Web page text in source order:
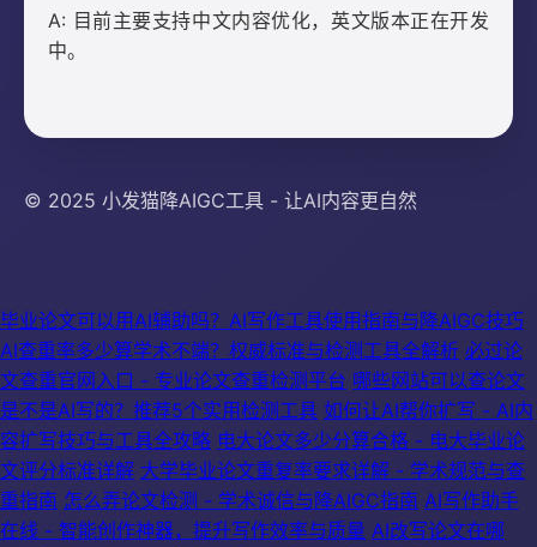
A: 目前主要支持中文内容优化，英文版本正在开发
中。
© 2025 小发猫降AIGC工具 - 让AI内容更自然
毕业论文可以用AI辅助吗？AI写作工具使用指南与降AIGC技巧
AI查重率多少算学术不端？权威标准与检测工具全解析 必过论
文查重官网入口 - 专业论文查重检测平台 哪些网站可以查论文
是不是AI写的？推荐5个实用检测工具 如何让AI帮你扩写 - AI内
容扩写技巧与工具全攻略 电大论文多少分算合格 - 电大毕业论
文评分标准详解 大学毕业论文重复率要求详解 - 学术规范与查
重指南 怎么弄论文检测 - 学术诚信与降AIGC指南 AI写作助手
在线 - 智能创作神器，提升写作效率与质量 AI改写论文在哪